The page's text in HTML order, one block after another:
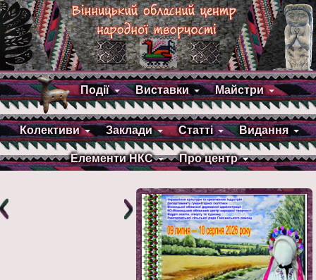
Події Виставки Майстри
Колективи Заклади Статті Видання
Елементи НКС Про центр